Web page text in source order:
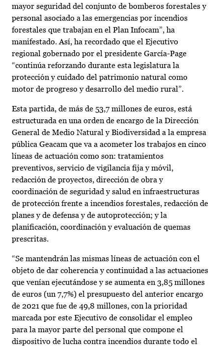
mayor seguridad del conjunto de bomberos forestales y
personal asociado a las emergencias por incendios
forestales que trabajan en el Plan Infocam”, ha
manifestado. Así, ha recordado que el Ejecutivo
regional gobernado por el presidente García-Page
“continúa reforzando durante esta legislatura la
protección y cuidado del patrimonio natural como
motor de progreso y desarrollo del medio rural”.
Esta partida, de más de 53,7 millones de euros, está
estructurada en una orden de encargo de la Dirección
General de Medio Natural y Biodiversidad a la empresa
pública Geacam que va a acometer los trabajos en cinco
líneas de actuación como son: tratamientos
preventivos, servicio de vigilancia fija y móvil,
redacción de proyectos, dirección de obra y
coordinación de seguridad y salud en infraestructuras
de protección frente a incendios forestales, redacción de
planes y de defensa y de autoprotección; y la
planificación, coordinación y evaluación de quemas
prescritas.
“Se mantendrán las mismas líneas de actuación con el
objeto de dar coherencia y continuidad a las actuaciones
que venían ejecutándose y se aumenta en 3,85 millones
de euros (un 7,7%) el presupuesto del anterior encargo
de 2021 que fue de 49,8 millones, con la prioridad
marcada por este Ejecutivo de consolidar el empleo
para la mayor parte del personal que compone el
dispositivo de lucha contra incendios durante todo el